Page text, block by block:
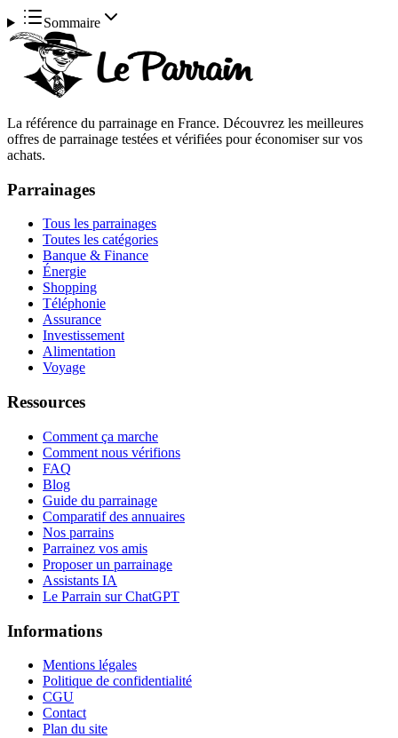
Sommaire
La référence du parrainage en France. Découvrez les meilleures
offres de parrainage testées et vérifiées pour économiser sur vos
achats.
Parrainages
Tous les parrainages
Toutes les catégories
Banque & Finance
Énergie
Shopping
Téléphonie
Assurance
Investissement
Alimentation
Voyage
Ressources
Comment ça marche
Comment nous vérifions
FAQ
Blog
Guide du parrainage
Comparatif des annuaires
Nos parrains
Parrainez vos amis
Proposer un parrainage
Assistants IA
Le Parrain sur ChatGPT
Informations
Mentions légales
Politique de confidentialité
CGU
Contact
Plan du site